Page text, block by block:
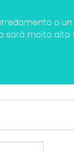
o
sarà molto alto